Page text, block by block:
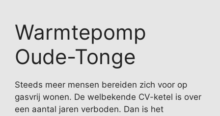
Warmtepomp
Oude-Tonge
Steeds meer mensen bereiden zich voor op
gasvrij wonen. De welbekende CV-ketel is over
een aantal jaren verboden. Dan is het